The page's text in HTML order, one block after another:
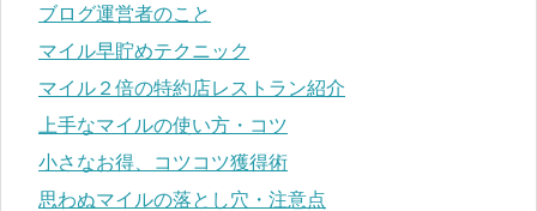
ブログ運営者のこと
マイル早貯めテクニック
マイル２倍の特約店レストラン紹介
上手なマイルの使い方・コツ
小さなお得、コツコツ獲得術
思わぬマイルの落とし穴・注意点